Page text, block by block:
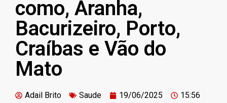
como, Aranha,
Bacurizeiro, Porto,
Craíbas e Vão do
Mato
Adail Brito Saude 19/06/2025 15:56